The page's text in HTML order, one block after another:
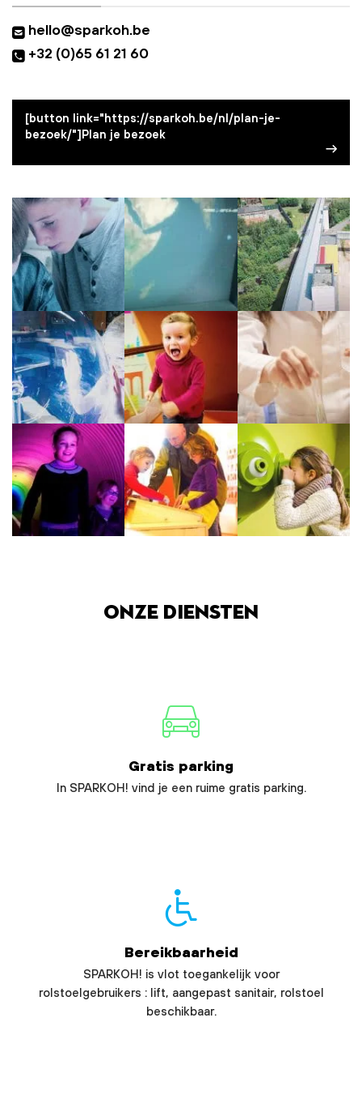
hello@sparkoh.be
+32 (0)65 61 21 60
[button link="https://sparkoh.be/nl/plan-je-
bezoek/"]Plan je bezoek
Onze diensten
Gratis parking
In SPARKOH! vind je een ruime gratis parking.
Bereikbaarheid
SPARKOH! is vlot toegankelijk voor
rolstoelgebruikers : lift, aangepast sanitair, rolstoel
beschikbaar.